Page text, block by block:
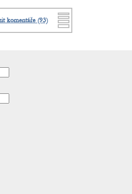
komentáře (93)